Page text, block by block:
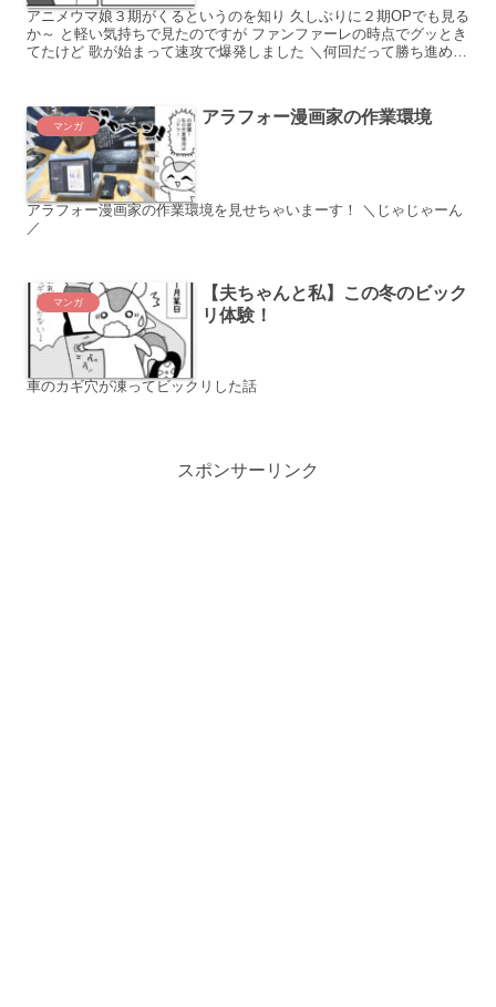
アニメウマ娘３期がくるというのを知り 久しぶりに２期OPでも見る
か～ と軽い気持ちで見たのですが ファンファーレの時点でグッとき
てたけど 歌が始まって速攻で爆発しました ＼何回だって勝ち進め勝
マンガ アラフォー漫画家の作業環境
アラフォー漫画家の作業環境を見せちゃいまーす！ ＼じゃじゃーん
／
マンガ
【夫ちゃんと私】この冬のビック
リ体験！
車のカギ穴が凍ってビックリした話
スポンサーリンク